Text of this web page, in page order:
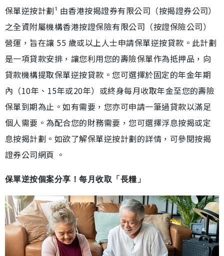
保單逆按計劃¹ 由香港按揭證券有限公司（按揭證券公司）
之全資附屬機構香港按證保險有限公司（按證保險公司）
營運，旨在讓 55 歲或以上人士申請保單逆按貸款。此計劃
是一項貸款安排，讓您利用您的壽險保單作為抵押品，向
貸款機構提取保單逆按貸款。您可選擇於固定的年金年期
內（10年、15年或20年）或終身每月收取年金至您的壽險
保單到期為止。如有需要，您亦可申請一筆過貸款以滿足
個人需要。為配合您的財務需要，您可選擇浮息按揭或定
息按揭計劃。如欲了解保單逆按計劃的詳情，可參閱按揭
證券公司網頁 。
保單逆按個案分享！每月收取「長糧」